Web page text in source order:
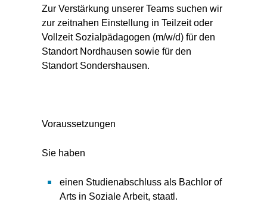
Zur Verstärkung unserer Teams suchen wir
zur zeitnahen Einstellung in Teilzeit oder
Vollzeit Sozialpädagogen (m/w/d) für den
Standort Nordhausen sowie für den
Standort Sondershausen.
Voraussetzungen
Sie haben
einen Studienabschluss als Bachlor of
Arts in Soziale Arbeit, staatl.